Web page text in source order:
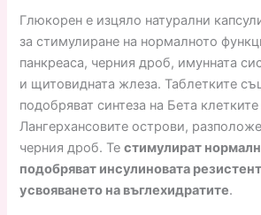
Глюкорен е изцяло натурални
за стимулиране на нормалното
панкреаса, черния дроб, имунната
и щитовидната жлеза. Таблетките
подобряват синтеза на Бета клетките
Лангерхансовите острови,
черния дроб. Тестимулират
подобряват инсулиновата
усвояването на въглехидратите.